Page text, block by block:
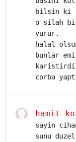
bilsin ki
o silah
vurur.
halal
bunlar
corba
hamit
sayin
sunu